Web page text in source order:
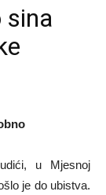
sina
u Mjesnoj
je do ubistva.